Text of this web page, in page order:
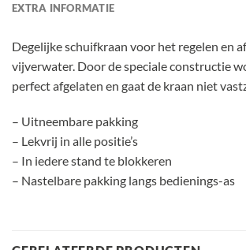
EXTRA INFORMATIE
Degelijke schuifkraan voor het regelen en
vijverwater. Door de speciale constructie
perfect afgelaten en gaat de kraan niet
– Uitneembare pakking
– Lekvrij in alle positie’s
– In iedere stand te blokkeren
– Nastelbare pakking langs bedienings-as